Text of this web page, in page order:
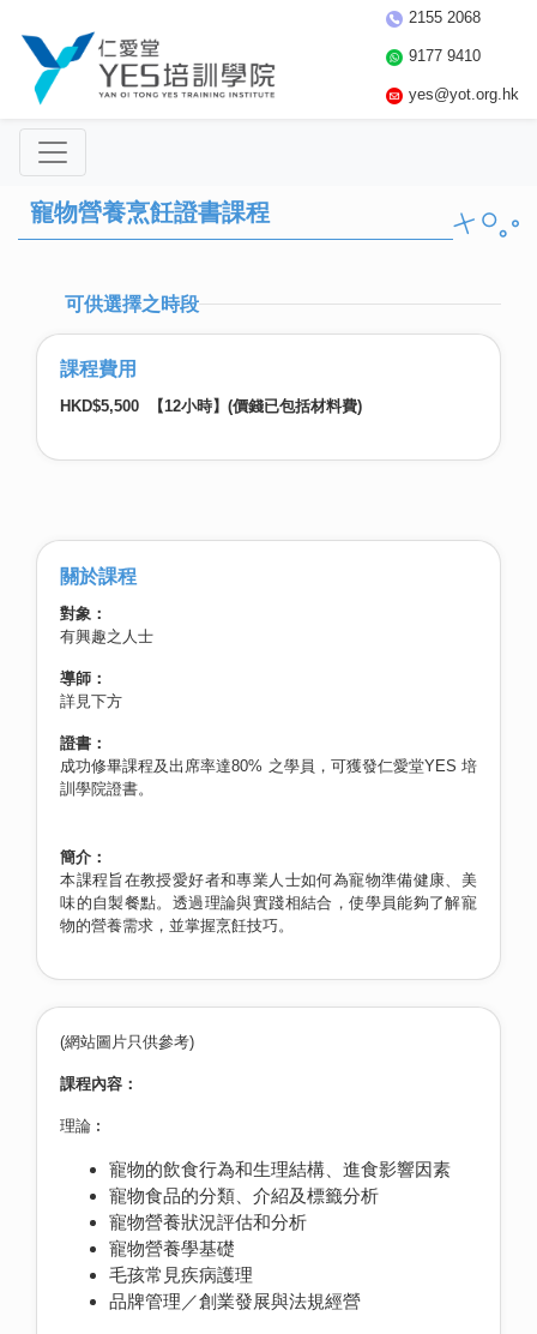
2155 2068
9177 9410
yes@yot.org.hk
寵物營養烹飪證書課程
可供選擇之時段
課程費用
HKD$5,500 【12小時】(價錢已包括材料費)
關於課程
對象：
有興趣之人士
導師：
詳見下方
證書：
成功修畢課程及出席率達80% 之學員，可獲發仁愛堂YES 培
訓學院證書。
簡介：
本課程旨在教授愛好者和專業人士如何為寵物準備健康、美
味的自製餐點。透過理論與實踐相結合，使學員能夠了解寵
物的營養需求，並掌握烹飪技巧。
(網站圖片只供參考)
課程內容：
理論︰
寵物的飲食行為和生理結構、進食影響因素
寵物食品的分類、介紹及標籤分析
寵物營養狀況評估和分析
寵物營養學基礎
毛孩常見疾病護理
品牌管理／創業發展與法規經營